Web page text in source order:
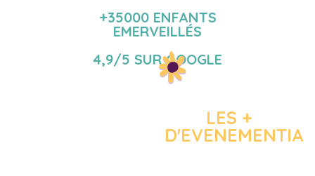
+35000 ENFANTS
EMERVEILLÉS
4,9/5 SUR GOOGLE
LES +
D'EVENEMENTIA